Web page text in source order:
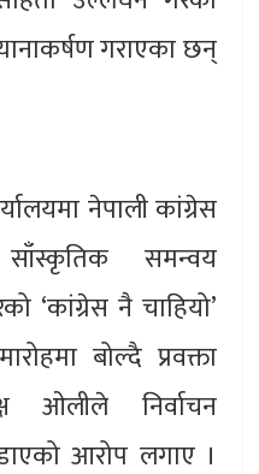
गराएका छन्
नेपाली कांग्रेस
साँस्कृतिक समन्वय
‘कांग्रेस नै चाहियो’
बोल्दै प्रवक्ता
ओलीले निर्वाचन
आरोप लगाए ।